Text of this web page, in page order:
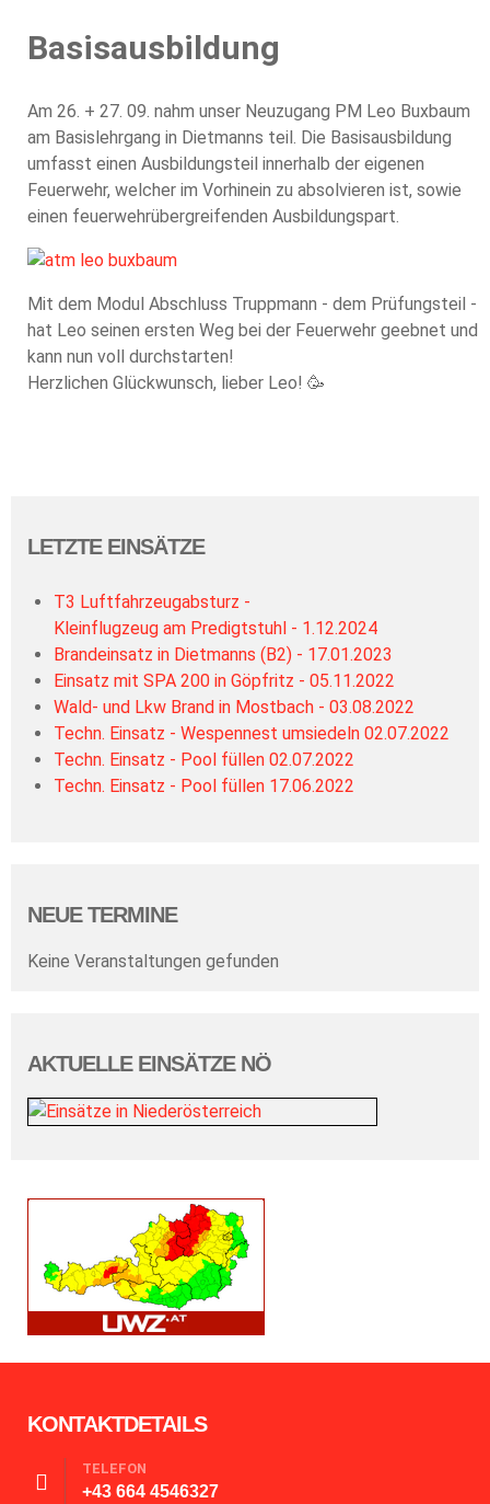
Basisausbildung
Am 26. + 27. 09. nahm unser Neuzugang PM Leo Buxbaum
am Basislehrgang in Dietmanns teil. Die Basisausbildung
umfasst einen Ausbildungsteil innerhalb der eigenen
Feuerwehr, welcher im Vorhinein zu absolvieren ist, sowie
einen feuerwehrübergreifenden Ausbildungspart.
Mit dem Modul Abschluss Truppmann - dem Prüfungsteil -
hat Leo seinen ersten Weg bei der Feuerwehr geebnet und
kann nun voll durchstarten!
Herzlichen Glückwunsch, lieber Leo! 🥳
LETZTE EINSÄTZE
T3 Luftfahrzeugabsturz -
Kleinflugzeug am Predigtstuhl - 1.12.2024
Brandeinsatz in Dietmanns (B2) - 17.01.2023
Einsatz mit SPA 200 in Göpfritz - 05.11.2022
Wald- und Lkw Brand in Mostbach - 03.08.2022
Techn. Einsatz - Wespennest umsiedeln 02.07.2022
Techn. Einsatz - Pool füllen 02.07.2022
Techn. Einsatz - Pool füllen 17.06.2022
NEUE TERMINE
Keine Veranstaltungen gefunden
AKTUELLE EINSÄTZE NÖ
KONTAKTDETAILS
TELEFON
+43 664 4546327